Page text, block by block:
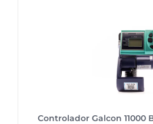
Controlador Galcon 11000